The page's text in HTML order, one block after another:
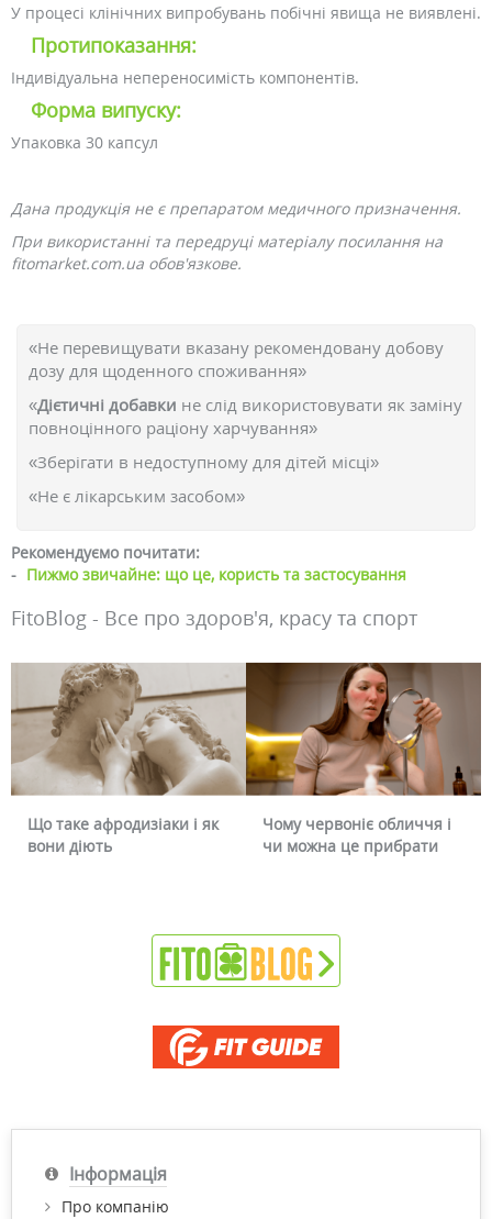
У процесі клінічних випробувань побічні явища не виявлені.
Протипоказання:
Індивідуальна непереносимість компонентів.
Форма випуску:
Упаковка 30 капсул
Дана продукція не є препаратом медичного призначення.
При використанні та передруці матеріалу посилання на
fitomarket.com.ua обов'язкове.
«Не перевищувати вказану рекомендовану добову
дозу для щоденного споживання»
«Дієтичні добавки не слід використовувати як заміну
повноцінного раціону харчування»
«Зберігати в недоступному для дітей місці»
«Не є лікарським засобом»
Рекомендуємо почитати:
- Пижмо звичайне: що це, користь та застосування
FitoBlog - Все про здоров'я, красу та спорт
Що таке афродизіаки і як
вони діють
Чому червоніє обличчя і
чи можна це прибрати
Інформація
Про компанію